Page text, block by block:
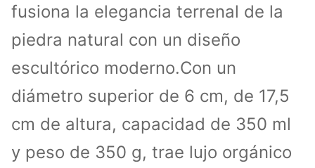
fusiona la elegancia terrenal de la
piedra natural con un diseño
escultórico moderno.Con un
diámetro superior de 6 cm, de 17,5
cm de altura, capacidad de 350 ml
y peso de 350 g, trae lujo orgánico